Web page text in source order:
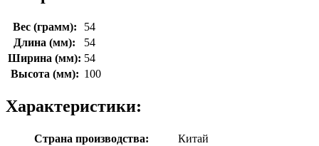
Вес (грамм):
54
Длина (мм):
54
Ширина (мм): 54
Высота (мм): 100
Характеристики:
Страна производства:
Китай